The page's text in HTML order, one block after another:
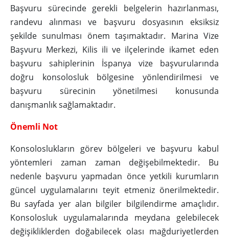
Başvuru sürecinde gerekli belgelerin hazırlanması,
randevu alınması ve başvuru dosyasının eksiksiz
şekilde sunulması önem taşımaktadır. Marina Vize
Başvuru Merkezi, Kilis ili ve ilçelerinde ikamet eden
başvuru sahiplerinin İspanya vize başvurularında
doğru konsolosluk bölgesine yönlendirilmesi ve
başvuru sürecinin yönetilmesi konusunda
danışmanlık sağlamaktadır.
Önemli Not
Konsoloslukların görev bölgeleri ve başvuru kabul
yöntemleri zaman zaman değişebilmektedir. Bu
nedenle başvuru yapmadan önce yetkili kurumların
güncel uygulamalarını teyit etmeniz önerilmektedir.
Bu sayfada yer alan bilgiler bilgilendirme amaçlıdır.
Konsolosluk uygulamalarında meydana gelebilecek
değişikliklerden doğabilecek olası mağduriyetlerden